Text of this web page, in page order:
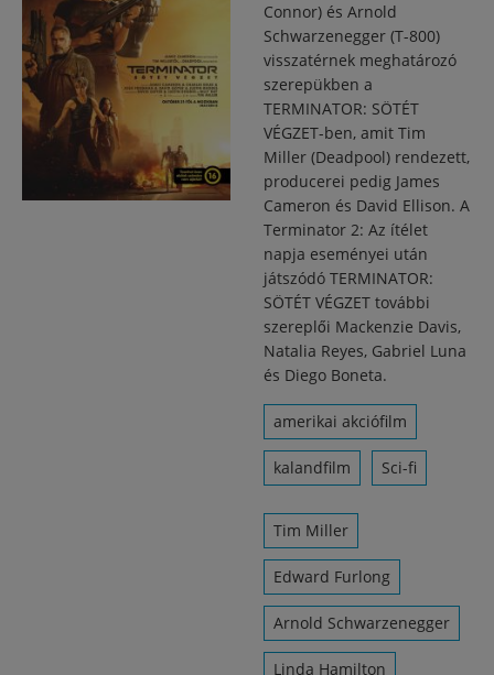
Connor) és Arnold
Schwarzenegger (T-800)
visszatérnek meghatározó
szerepükben a
TERMINATOR: SÖTÉT
VÉGZET-ben, amit Tim
Miller (Deadpool) rendezett,
producerei pedig James
Cameron és David Ellison. A
Terminator 2: Az ítélet
napja eseményei után
játszódó TERMINATOR:
SÖTÉT VÉGZET további
szereplői Mackenzie Davis,
Natalia Reyes, Gabriel Luna
és Diego Boneta.
amerikai akciófilm
kalandfilm Sci-fi
Tim Miller
Edward Furlong
Arnold Schwarzenegger
Linda Hamilton